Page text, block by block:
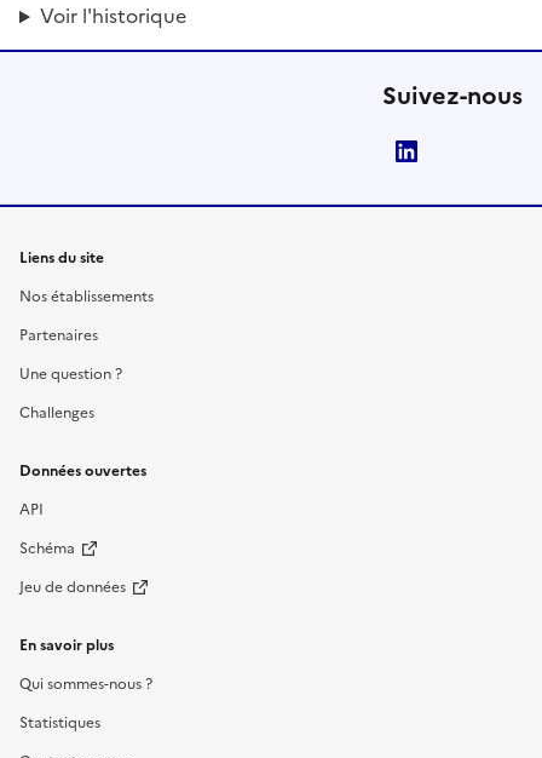
Voir l'historique
Suivez-nous
Liens du site
Nos établissements
Partenaires
Une question ?
Challenges
Données ouvertes
API
Schéma
Jeu de données
En savoir plus
Qui sommes-nous ?
Statistiques